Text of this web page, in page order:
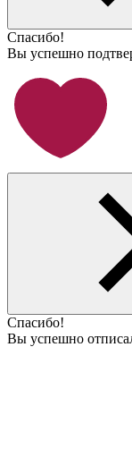
Спасибо!
Вы успешно
Спасибо!
Вы успешно